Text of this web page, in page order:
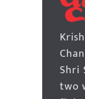
Shri
two